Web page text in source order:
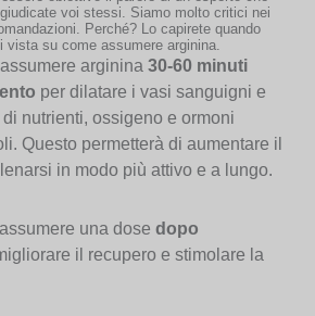
voi stessi. Siamo molto critici nei
Perché? Lo capirete quando
vista su come assumere arginina.
arginina 30-60 minuti
per dilatare i vasi sanguigni e
nutrienti, ossigeno e ormoni
Questo permetterà di aumentare il
in modo più attivo e a lungo.
una dose dopo
il recupero e stimolare la